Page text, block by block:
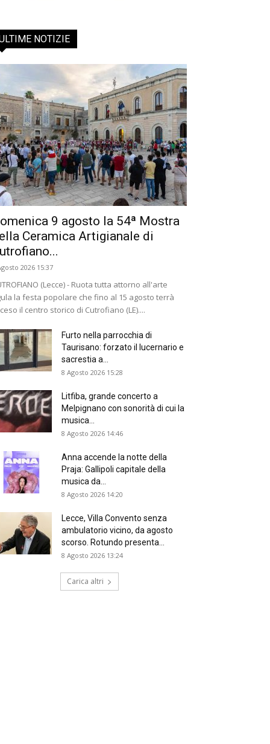
NOTIZIE
9 agosto la 54ª Mostra
Ceramica Artigianale di
2026 15:37
(Lecce) - Ruota tutta attorno all'arte
la festa popolare che fino al 15 agosto terrà
il centro storico di Cutrofiano (LE)....
Furto nella parrocchia di
Taurisano: forzato il lucernario e
sacrestia a...
8 Agosto 2026 15:28
Litfiba, grande concerto a
Melpignano con sonorità di cui la
musica...
8 Agosto 2026 14:46
Anna accende la notte della
Praja: Gallipoli capitale della
musica da...
8 Agosto 2026 14:20
Lecce, Villa Convento senza
ambulatorio vicino, da agosto
scorso. Rotundo presenta...
8 Agosto 2026 13:24
Carica altri